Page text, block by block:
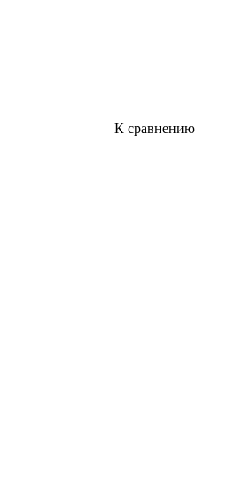
К сравнению